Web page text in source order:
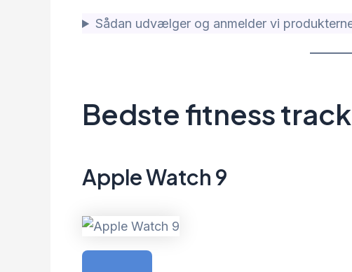
Sådan udvælger og anmelder vi
Bedste fitness
Apple Watch 9